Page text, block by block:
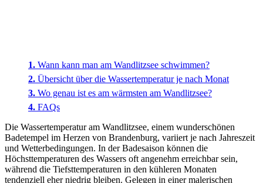
Wann kann man am Wandlitzsee schwimmen?
Übersicht über die Wassertemperatur je nach Monat
Wo genau ist es am wärmsten am Wandlitzsee?
FAQs
Die Wassertemperatur am Wandlitzsee, einem wunderschönen
Badetempel im Herzen von Brandenburg, variiert je nach Jahreszeit
und Wetterbedingungen. In der Badesaison können die
Höchsttemperaturen des Wassers oft angenehm erreichbar sein,
während die Tiefsttemperaturen in den kühleren Monaten
tendenziell eher niedrig bleiben. Gelegen in einer malerischen